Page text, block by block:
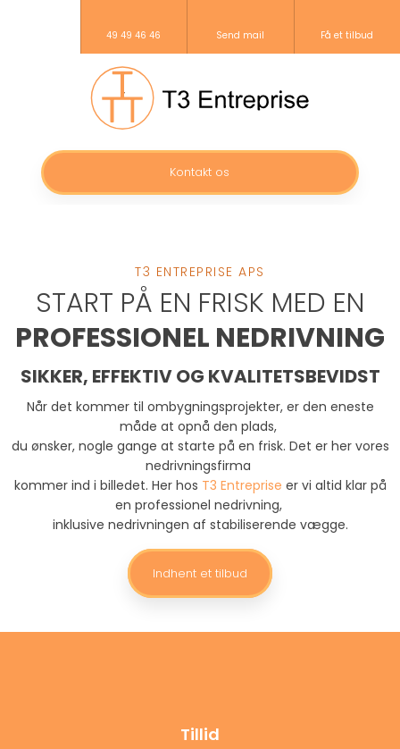
49 49 46 46 Send mail Få et tilbud
Kontakt os​
T3 ENTREPRISE APS
START PÅ EN FRISK MED EN
PROFESSIONEL NEDRIVNING
SIKKER, EFFEKTIV OG KVALITETSBEVIDST
Når det kommer til ombygningsprojekter, er den eneste
måde at opnå den plads,
du ønsker, nogle gange at starte på en frisk.​ Det er her vores
nedrivningsfirma
kommer ind i billedet. Her hos T3 Entreprise er vi altid klar på
en professionel nedrivning,
inklusive nedrivningen af stabiliserende vægge.
Indhent et tilbud
Tillid